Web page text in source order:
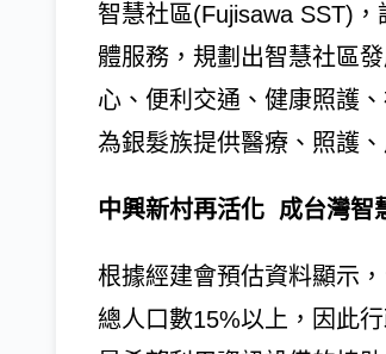
智慧社區(Fujisawa SST)
體服務，規劃出智慧社區
心、便利交通、健康照護
為銀髮族提供醫療、照護
中興新村再活化 成台灣智
根據經建會預估資料顯示
總人口數15%以上，因此